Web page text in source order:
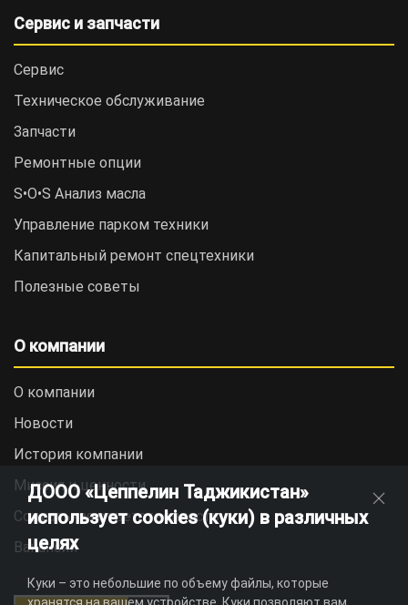
Сервис и запчасти
Сервис
Техническое обслуживание
Запчасти
Ремонтные опции
S•O•S Анализ масла
Управление парком техники
Капитальный ремонт спецтехники
Полезные советы
О компании
О компании
Новости
История компании
Миссия и ценности
Социальная ответственность
Вакансии
ДООО «Цеппелин Таджикистан»
использует cookies (куки) в различных
целях
Куки – это небольшие по объему файлы, которые